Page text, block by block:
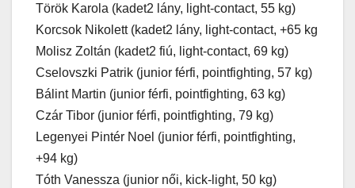
Török Karola (kadet2 lány, light-contact, 55 kg)
Korcsok Nikolett (kadet2 lány, light-contact, +65 kg
Molisz Zoltán (kadet2 fiú, light-contact, 69 kg)
Cselovszki Patrik (junior férfi, pointfighting, 57 kg)
Bálint Martin (junior férfi, pointfighting, 63 kg)
Czár Tibor (junior férfi, pointfighting, 79 kg)
Legenyei Pintér Noel (junior férfi, pointfighting,
+94 kg)
Tóth Vanessza (junior női, kick-light, 50 kg)